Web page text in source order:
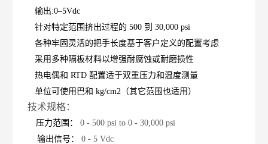
输出:0–5Vdc
针对特定范围挤出过程的 500 到 30,000 psi
各种牢固灵活的把手长度基于客户定义的配置考虑
采用多种隔板材料以增强耐腐蚀或耐磨损性
热电偶和 RTD 配置适于双重压力和温度测量
单位可使用巴和 kg/cm2 （其它范围也适用）
技术规格：
压力范围：
0 - 500 psi to 0 - 30,000 psi
输出信号：
0 - 5 Vdc